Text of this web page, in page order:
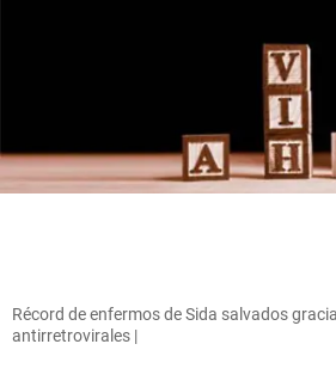
Récord de enfermos de Sida salvados
antirretrovirales |